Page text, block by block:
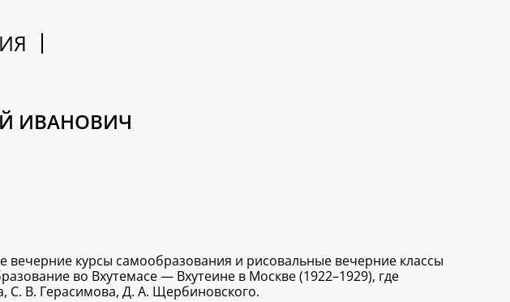
ИВАНОВИЧ
курсы самообразования и рисовальные вечерние классы
во Вхутемасе — Вхутеине в Москве (1922–1929), где
С. В. Герасимова, Д. А. Щербиновского.